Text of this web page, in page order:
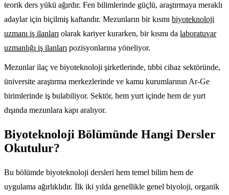
teorik ders yükü ağırdır. Fen bilimlerinde güçlü, araştırmaya meraklı
adaylar için biçilmiş kaftandır. Mezunların bir kısmı biyoteknoloji
uzmanı iş ilanları olarak kariyer kurarken, bir kısmı da laboratuvar
uzmanlığı iş ilanları pozisyonlarına yöneliyor.
Mezunlar ilaç ve biyoteknoloji şirketlerinde, tıbbi cihaz sektöründe,
üniversite araştırma merkezlerinde ve kamu kurumlarının Ar-Ge
birimlerinde iş bulabiliyor. Sektör, hem yurt içinde hem de yurt
dışında mezunlara kapı aralıyor.
Biyoteknoloji Bölümünde Hangi Dersler
Okutulur?
Bu bölümde biyoteknoloji dersleri hem temel bilim hem de
uygulama ağırlıklıdır. İlk iki yılda genellikle genel biyoloji, organik